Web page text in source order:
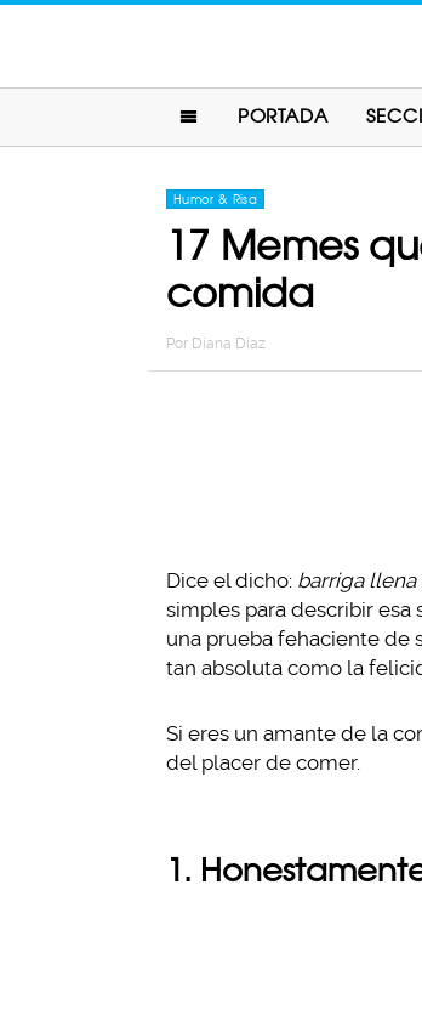
PORTADA
Humor & Risa
17 Memes
comida
Por Diana Diaz
Dice el dicho: barriga
simples para describir esa
una prueba fehaciente de
tan absoluta como la
Si eres un amante de la
del placer de comer.
1.